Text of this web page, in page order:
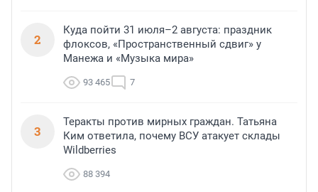
2
Куда пойти 31 июля–2 августа: праздник
флоксов, «Пространственный сдвиг» у
Манежа и «Музыка мира»
93 465 7
3
Теракты против мирных граждан. Татьяна
Ким ответила, почему ВСУ атакует склады
Wildberries
88 394